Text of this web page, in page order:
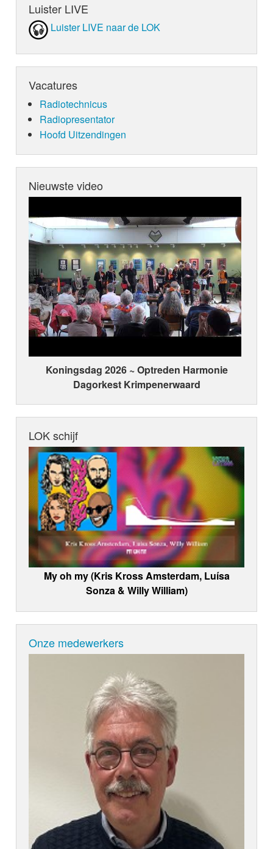
Luister LIVE
Luister LIVE naar de LOK
Vacatures
Radiotechnicus
Radiopresentator
Hoofd Uitzendingen
Nieuwste video
Koningsdag 2026 ~ Optreden Harmonie
Dagorkest Krimpenerwaard
LOK schijf
My oh my (Kris Kross Amsterdam, Luísa
Sonza & Willy William)
Onze medewerkers